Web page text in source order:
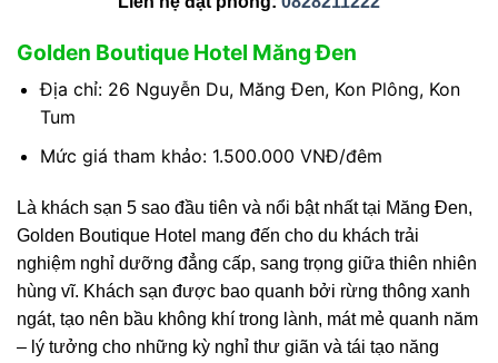
Golden Boutique Hotel Măng Đen
Địa chỉ: 26 Nguyễn Du, Măng Đen, Kon Plông, Kon
Tum
Mức giá tham khảo: 1.500.000 VNĐ/đêm
Là khách sạn 5 sao đầu tiên và nổi bật nhất tại Măng Đen,
Golden Boutique Hotel mang đến cho du khách trải
nghiệm nghỉ dưỡng đẳng cấp, sang trọng giữa thiên nhiên
hùng vĩ. Khách sạn được bao quanh bởi rừng thông xanh
ngát, tạo nên bầu không khí trong lành, mát mẻ quanh năm
– lý tưởng cho những kỳ nghỉ thư giãn và tái tạo năng